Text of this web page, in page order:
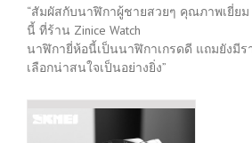
“สัมผัสกับนาฬิกาผู้ชายสวยๆ คุณภาพเยี่ยม
นี้ ที่ร้าน Zinice Watch
นาฬิกายี่ห้อนี้เป็นนาฬิกาเกรดดี แถมยังมีร
เลือกน่าสนใจเป็นอย่างยิ่ง”